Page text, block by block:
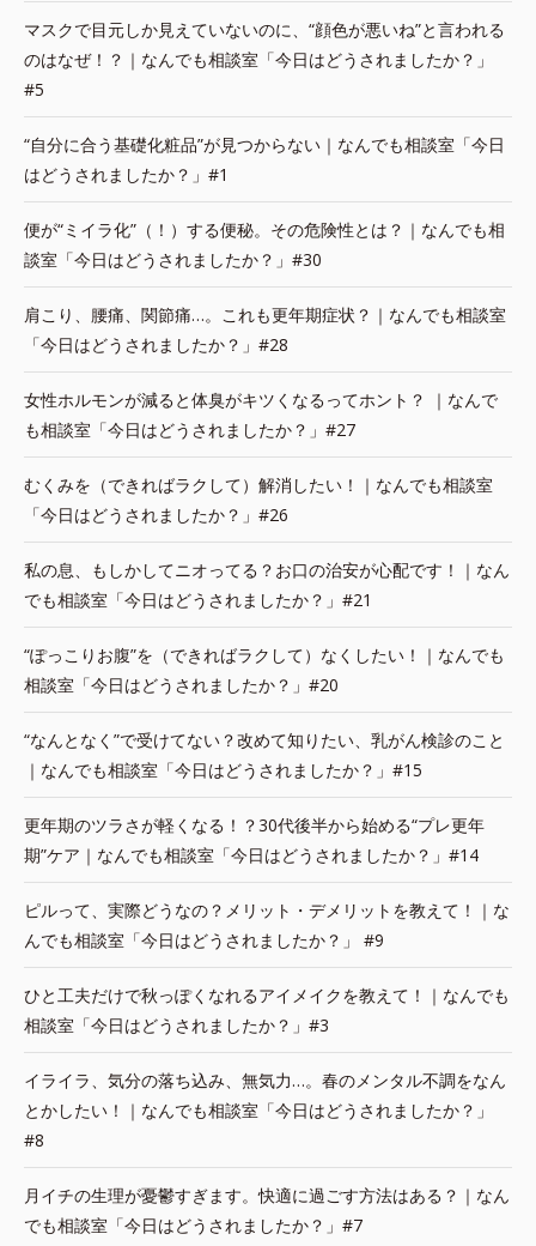
マスクで目元しか見えていないのに、“顔色が悪いね”と言われる
のはなぜ！？｜なんでも相談室「今日はどうされましたか？」
#5
“自分に合う基礎化粧品”が見つからない｜なんでも相談室「今日
はどうされましたか？」#1
便が“ミイラ化”（！）する便秘。その危険性とは？｜なんでも相
談室「今日はどうされましたか？」#30
肩こり、腰痛、関節痛…。これも更年期症状？｜なんでも相談室
「今日はどうされましたか？」#28
女性ホルモンが減ると体臭がキツくなるってホント？ ｜なんで
も相談室「今日はどうされましたか？」#27
むくみを（できればラクして）解消したい！｜なんでも相談室
「今日はどうされましたか？」#26
私の息、もしかしてニオってる？お口の治安が心配です！｜なん
でも相談室「今日はどうされましたか？」#21
“ぽっこりお腹”を（できればラクして）なくしたい！｜なんでも
相談室「今日はどうされましたか？」#20
“なんとなく”で受けてない？改めて知りたい、乳がん検診のこと
｜なんでも相談室「今日はどうされましたか？」#15
更年期のツラさが軽くなる！？30代後半から始める“プレ更年
期”ケア｜なんでも相談室「今日はどうされましたか？」#14
ピルって、実際どうなの？メリット・デメリットを教えて！｜な
んでも相談室「今日はどうされましたか？」 #9
ひと工夫だけで秋っぽくなれるアイメイクを教えて！｜なんでも
相談室「今日はどうされましたか？」#3
イライラ、気分の落ち込み、無気力…。春のメンタル不調をなん
とかしたい！｜なんでも相談室「今日はどうされましたか？」
#8
月イチの生理が憂鬱すぎます。快適に過ごす方法はある？｜なん
でも相談室「今日はどうされましたか？」#7